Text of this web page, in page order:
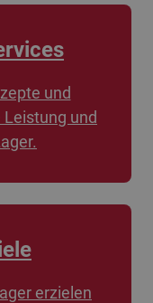
und
und
erzielen